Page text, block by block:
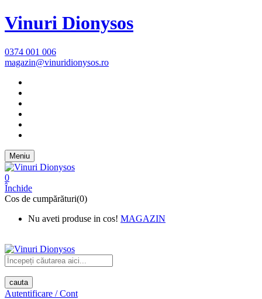
Vinuri Dionysos
0374 001 006
magazin@vinuridionysos.ro
Meniu
0
Închide
Cos de cumpărături(0)
Nu aveti produse in cos! MAGAZIN
cauta
Autentificare / Cont